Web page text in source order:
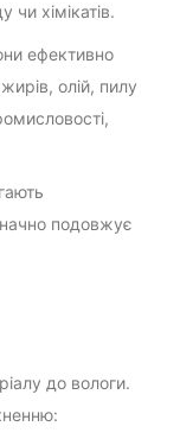
чи хімікатів.
ефективно
олій, пилу
подовжує
до вологи.